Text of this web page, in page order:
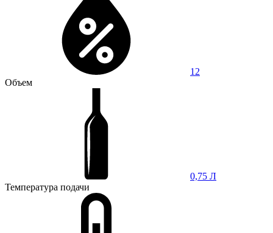
12
Объем
0,75 Л
Температура подачи